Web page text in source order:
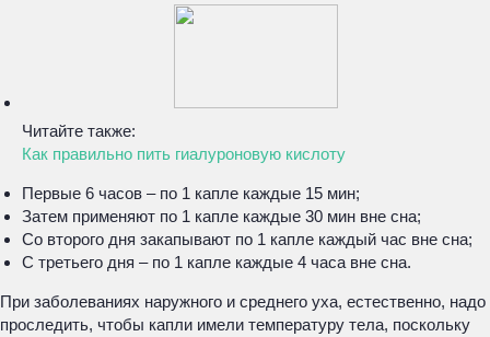
Читайте также:
Как правильно пить гиалуроновую кислоту
Первые 6 часов – по 1 капле каждые 15 мин;
Затем применяют по 1 капле каждые 30 мин вне сна;
Со второго дня закапывают по 1 капле каждый час вне сна;
С третьего дня – по 1 капле каждые 4 часа вне сна.
При заболеваниях наружного и среднего уха, естественно, надо
проследить, чтобы капли имели температуру тела, поскольку